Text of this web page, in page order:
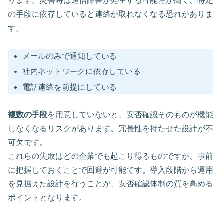
の手段に依存していると連絡が取れなくなる恐れがありま
す。
メールのみで通知している
社内ネットワークに依存している
電話連絡を前提にしている
複数の手段を用意していないと、安否確認そのものが機能
しなくなるリスクがあります。冗長性を持たせた設計が不
可欠です。
これらの失敗はどの企業でも起こり得るものですが、事前
に把握しておくことで回避が可能です。導入段階から運用
を見据えた設計を行うことが、安否確認体制の質を高める
ポイントとなります。